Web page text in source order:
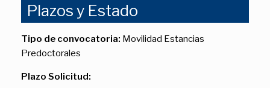
Plazos y Estado
Tipo de convocatoria: Movilidad Estancias
Predoctorales
Plazo Solicitud: